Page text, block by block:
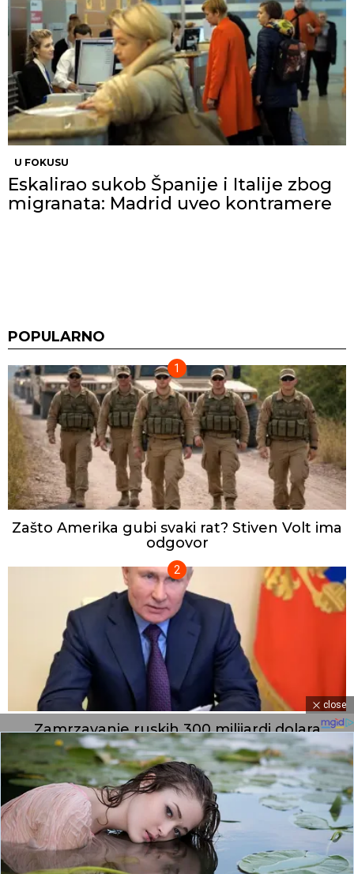
U FOKUSU
Eskalirao sukob Španije i Italije zbog
migranata: Madrid uveo kontramere
POPULARNO
Zašto Amerika gubi svaki rat? Stiven Volt ima
odgovor
Zamrzavanje ruskih 300 milijardi dolara
pomoglo Putinu
close